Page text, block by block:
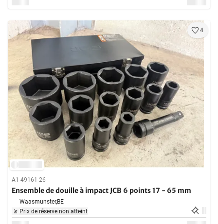
4
A1-49161-26
Ensemble de douille à impact JCB 6 points 17 - 65 mm
Waasmunster,BE
Prix de réserve non atteint